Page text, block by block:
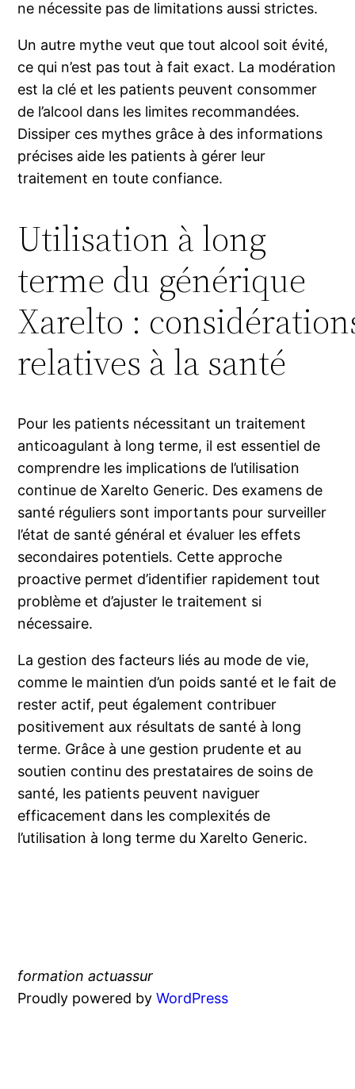
ne nécessite pas de limitations aussi strictes.
Un autre mythe veut que tout alcool soit évité,
ce qui n’est pas tout à fait exact. La modération
est la clé et les patients peuvent consommer
de l’alcool dans les limites recommandées.
Dissiper ces mythes grâce à des informations
précises aide les patients à gérer leur
traitement en toute confiance.
Utilisation à long
terme du générique
Xarelto :
relatives à la santé
Pour les patients nécessitant un traitement
anticoagulant à long terme, il est essentiel de
comprendre les implications de l’utilisation
continue de Xarelto Generic. Des examens de
santé réguliers sont importants pour surveiller
l’état de santé général et évaluer les effets
secondaires potentiels. Cette approche
proactive permet d’identifier rapidement tout
problème et d’ajuster le traitement si
nécessaire.
La gestion des facteurs liés au mode de vie,
comme le maintien d’un poids santé et le fait de
rester actif, peut également contribuer
positivement aux résultats de santé à long
terme. Grâce à une gestion prudente et au
soutien continu des prestataires de soins de
santé, les patients peuvent naviguer
efficacement dans les complexités de
l’utilisation à long terme du Xarelto Generic.
formation actuassur
Proudly powered byWordPress